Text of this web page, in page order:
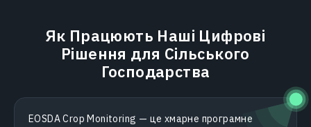
Як Працюють Наші Цифрові
Рішення для Сільського
Господарства
EOSDA Crop Monitoring — це хмарне програмне